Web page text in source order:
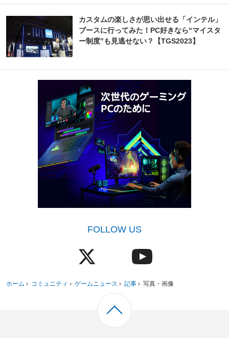
カスタムの楽しさが思い出せる「インテル」
ブースに行ってみた！PC好きなら“マイスタ
ー制度”も見逃せない？【TGS2023】
FOLLOW US
ホーム › コミュニティ › ゲームニュース › 記事 › 写真・画像